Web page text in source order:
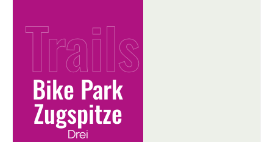
Trails
Bike Park
Zugspitze
Drei